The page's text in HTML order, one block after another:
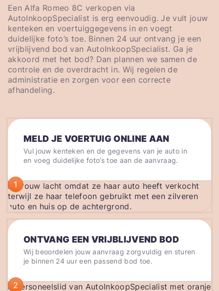
Een Alfa Romeo 8C verkopen via
AutoInkoopSpecialist is erg eenvoudig. Je vult jouw
kenteken en voertuiggegevens in en voegt
duidelijke foto’s toe. Binnen 24 uur ontvang je een
vrijblijvend bod van AutoInkoopSpecialist. Ga je
akkoord met het bod? Dan plannen we samen de
controle en de overdracht in. Wij regelen de
administratie en zorgen voor een correcte
afhandeling.
MELD JE VOERTUIG ONLINE AAN
Vul jouw kenteken en de gegevens van je auto in
en voeg duidelijke foto’s toe aan de aanvraag.
1
ONTVANG EEN VRIJBLIJVEND BOD
Wij beoordelen jouw aanvraag zorgvuldig en sturen
je binnen 24 uur een passend bod toe.
2